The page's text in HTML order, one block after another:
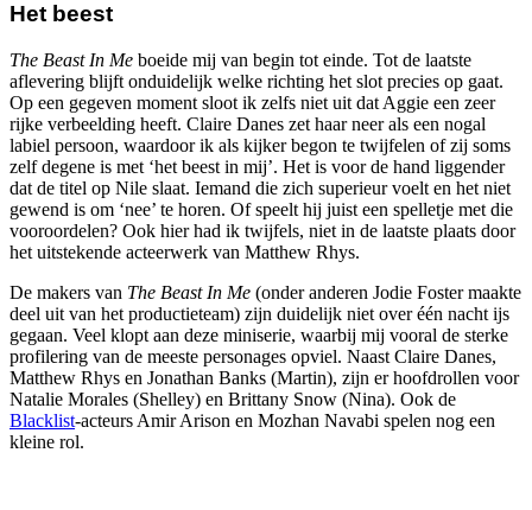
Het beest
The Beast In Me boeide mij van begin tot einde. Tot de laatste
aflevering blijft onduidelijk welke richting het slot precies op gaat.
Op een gegeven moment sloot ik zelfs niet uit dat Aggie een zeer
rijke verbeelding heeft. Claire Danes zet haar neer als een nogal
labiel persoon, waardoor ik als kijker begon te twijfelen of zij soms
zelf degene is met ‘het beest in mij’. Het is voor de hand liggender
dat de titel op Nile slaat. Iemand die zich superieur voelt en het niet
gewend is om ‘nee’ te horen. Of speelt hij juist een spelletje met die
vooroordelen? Ook hier had ik twijfels, niet in de laatste plaats door
het uitstekende acteerwerk van Matthew Rhys.
De makers van The Beast In Me (onder anderen Jodie Foster maakte
deel uit van het productieteam) zijn duidelijk niet over één nacht ijs
gegaan. Veel klopt aan deze miniserie, waarbij mij vooral de sterke
profilering van de meeste personages opviel. Naast Claire Danes,
Matthew Rhys en Jonathan Banks (Martin), zijn er hoofdrollen voor
Natalie Morales (Shelley) en Brittany Snow (Nina). Ook de
Blacklist-acteurs Amir Arison en Mozhan Navabi spelen nog een
kleine rol.